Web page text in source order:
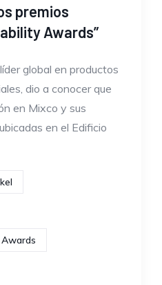
premios
Awards”
global en productos
dio a conocer que
en Mixco y sus
en el Edificio